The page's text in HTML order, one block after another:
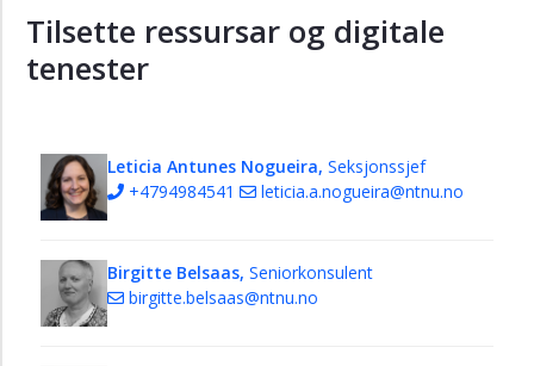
data
Ressursar
og
digitale
Spesialsamlingar
Undervisning
Tilsette ressursar og digitale
tenester
Leticia Antunes Nogueira, Seksjonssjef
+4794984541
leticia.a.nogueira@ntnu.no
Birgitte Belsaas, Seniorkonsulent
birgitte.belsaas@ntnu.no